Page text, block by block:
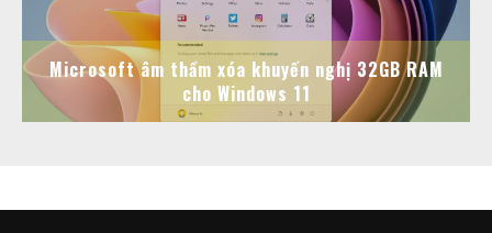
Microsoft âm thầm xóa khuyến nghị 32GB RAM
cho Windows 11